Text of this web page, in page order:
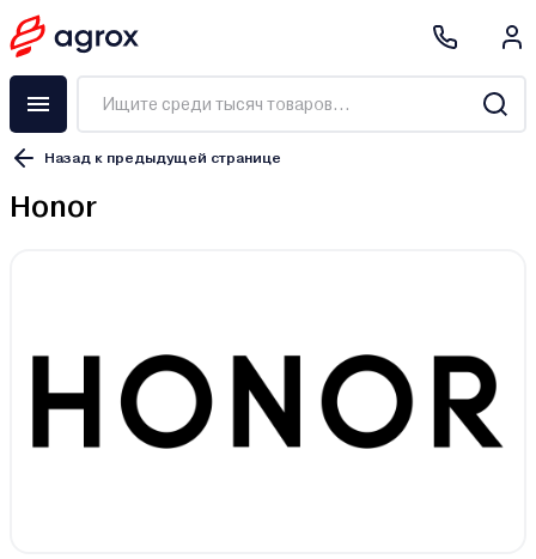
Назад к предыдущей странице
Honor